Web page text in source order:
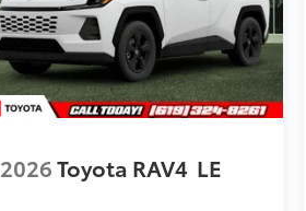
2026Toyota RAV4 LE